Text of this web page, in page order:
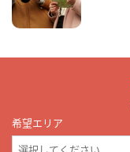
希望エリア